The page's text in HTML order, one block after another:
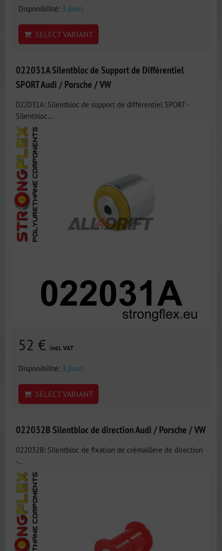
Disponibilité: 3 jours
SELECT VARIANT
022031A Silentbloc de Support de Différentiel
SPORT Audi / Porsche / VW
022031A: Silentbloc de support de différentiel SPORT -
Silentbloc...
52 € incl. VAT
Disponibilité: 3 jours
SELECT VARIANT
022032B Silentbloc de direction Audi / Porsche / VW
022032B: Silentbloc de fixation de crémaillère de direction
-...